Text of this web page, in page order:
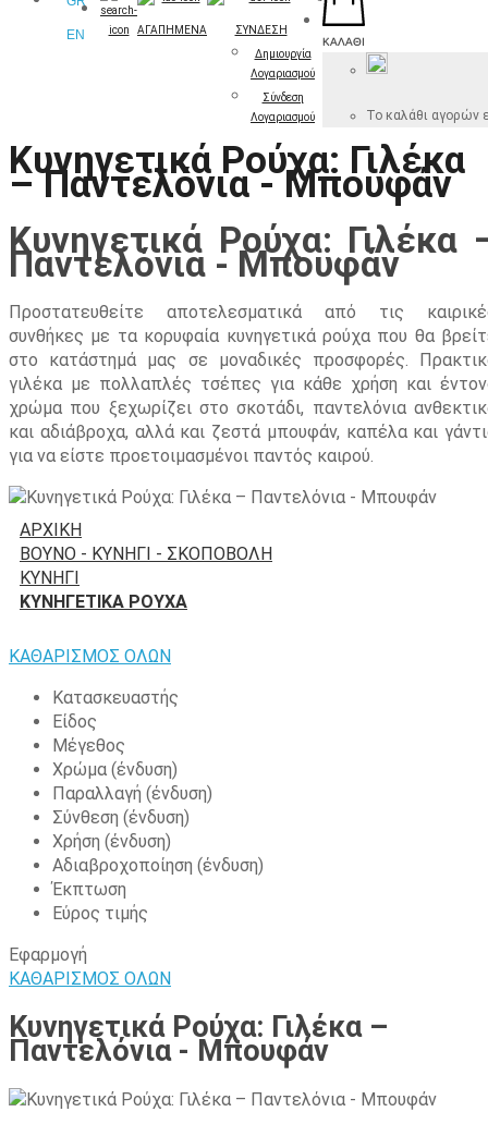
EN ΑΓΑΠΗΜΕΝΑ
ΣΥΝΔΕΣΗ
Δημιουργία
Λογαριασμού
Σύνδεση
Λογαριασμού
ΚΑΛΆΘΙ
Το καλάθι αγορών
Κυνηγετικά Ρούχα: Γιλέκα
– Παντελόνια - Μπουφάν
Κυνηγετικά Ρούχα: Γιλέκα
Παντελόνια - Μπουφάν
Προστατευθείτε αποτελεσματικά από τις
συνθήκες με τα κορυφαία κυνηγετικά ρούχα που θα
στο κατάστημά μας σε μοναδικές προσφορές.
γιλέκα με πολλαπλές τσέπες για κάθε χρήση και
χρώμα που ξεχωρίζει στο σκοτάδι, παντελόνια
και αδιάβροχα, αλλά και ζεστά μπουφάν, καπέλα και
για να είστε προετοιμασμένοι παντός καιρού.
ΑΡΧΙΚΉ
ΒΟΥΝΌ - ΚΥΝΉΓΙ - ΣΚΟΠΟΒΟΛΉ
ΚΥΝΉΓΙ
ΚΥΝΗΓΕΤΙΚΆ ΡΟΎΧΑ
ΚΑΘΑΡΙΣΜΟΣ ΟΛΩΝ
Κατασκευαστής
Είδος
Μέγεθος
Χρώμα (ένδυση)
Παραλλαγή (ένδυση)
Σύνθεση (ένδυση)
Χρήση (ένδυση)
Αδιαβροχοποίηση (ένδυση)
Έκπτωση
Εύρος τιμής
Εφαρμογή
ΚΑΘΑΡΙΣΜΟΣ ΟΛΩΝ
Κυνηγετικά Ρούχα: Γιλέκα –
Παντελόνια - Μπουφάν